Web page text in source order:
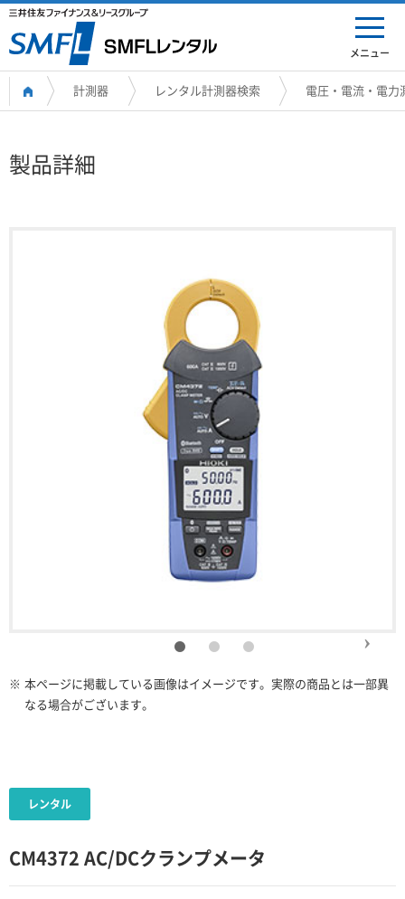
メニュー
計測器 レンタル計測器検索 電圧・電流・電力
製品詳細
※ 本ページに掲載している画像はイメージです。実際の商品とは一部異
なる場合がございます。
CM4372 AC/DCクランプメータ